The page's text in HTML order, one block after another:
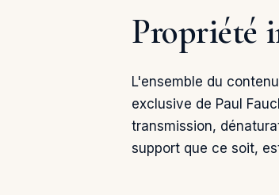
Propriété
L'ensemble du
exclusive de Paul
transmission,
support que ce soit,